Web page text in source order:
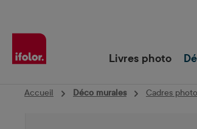
Livres photo
Accueil Déco murales Cadres photo